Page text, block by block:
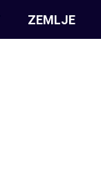
ZEMLJE